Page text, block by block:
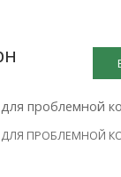
ПРОБЛЕМНОЙ